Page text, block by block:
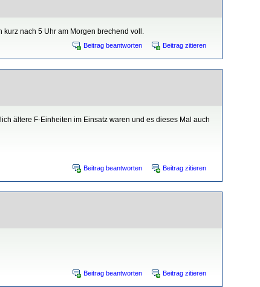
nach 5 Uhr am Morgen brechend voll.
Beitrag beantworten Beitrag zitieren
ältere F-Einheiten im Einsatz waren und es dieses Mal auch
Beitrag beantworten Beitrag zitieren
Beitrag beantworten Beitrag zitieren